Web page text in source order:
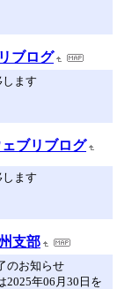
ブログ
ます
ブリブログ
ます
支部
のお知らせ
2025年06月30日を